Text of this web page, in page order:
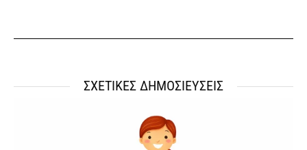
ΣΧΕΤΙΚΕΣ ΔΗΜΟΣΙΕΥΣΕΙΣ